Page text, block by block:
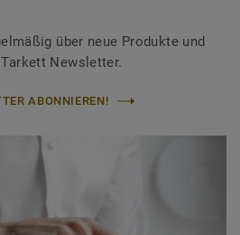
über neue Produkte und
Newsletter.
ABONNIEREN!